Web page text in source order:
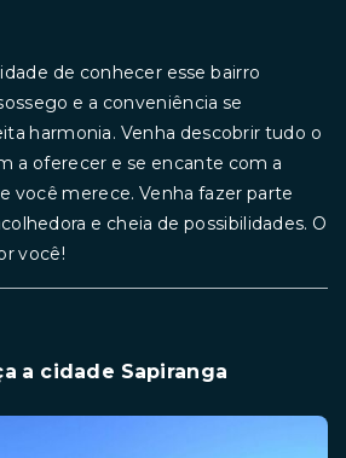
de conhecer esse bairro
e a conveniência se
harmonia. Venha descobrir tudo o
a oferecer e se encante com a
você merece. Venha fazer parte
e cheia de possibilidades. O
você!
a cidade Sapiranga